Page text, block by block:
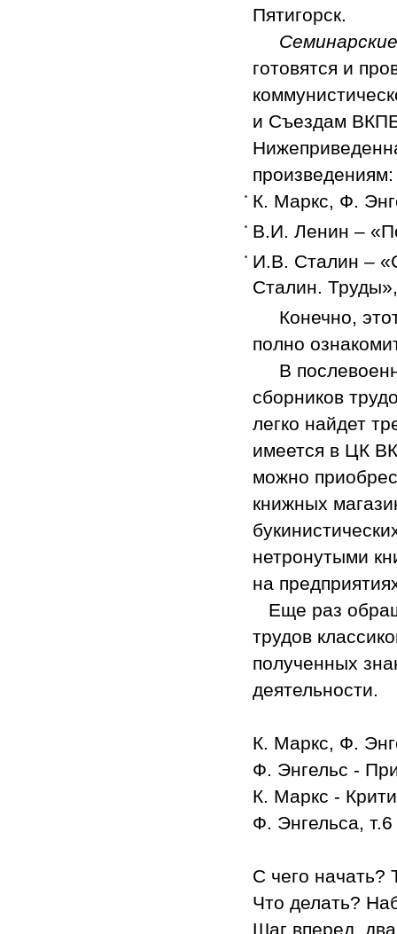
Пятигорск.
Семинарские
готовятся и
и Съездам
произведениям:
К. Маркс, Ф.
В.И. Ленин –
И.В. Сталин –
Сталин. Труды»,
Конечно,
полно
В
сборников
легко найдет
имеется в ЦК
можно
книжных
нетронутыми
на
Еще раз
трудов
полученных
деятельности.
К. Маркс, Ф.
Ф. Энгельс -
К. Маркс -
Ф. Энгельса, т.6
С чего начать?
Что делать?
Шаг вперед,